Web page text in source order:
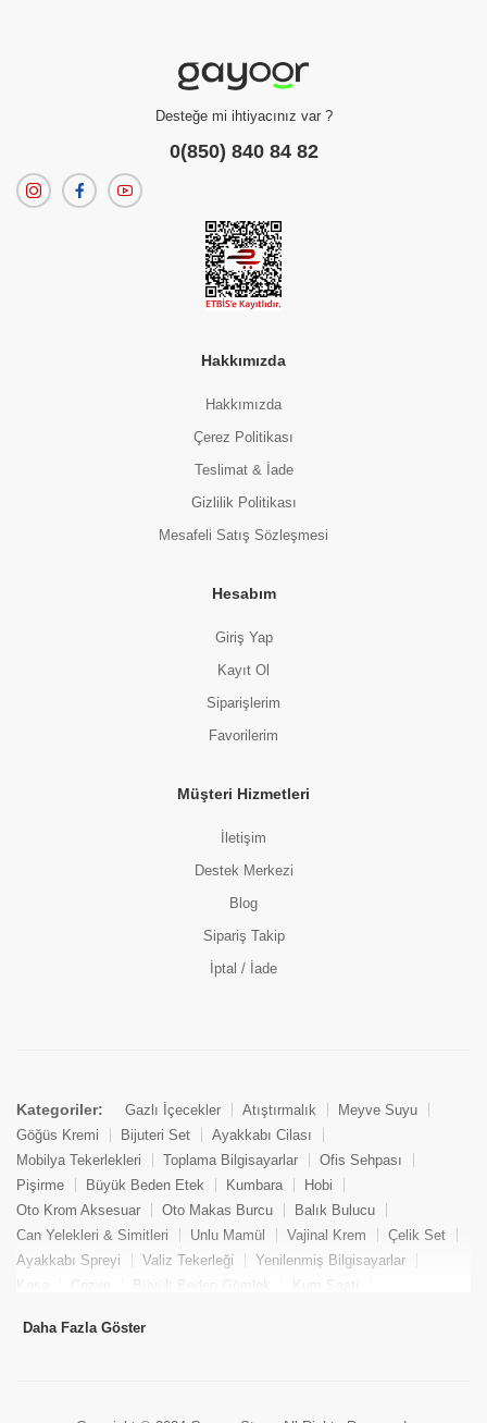
Desteğe mi ihtiyacınız var ?
0(850) 840 84 82
Hakkımızda
Hakkımızda
Çerez Politikası
Teslimat & İade
Gizlilik Politikası
Mesafeli Satış Sözleşmesi
Hesabım
Giriş Yap
Kayıt Ol
Siparişlerim
Favorilerim
Müşteri Hizmetleri
İletişim
Destek Merkezi
Blog
Sipariş Takip
İptal / İade
Kategoriler: Gazlı İçecekler Atıştırmalık
Meyve Suyu
Göğüs Kremi
Bijuteri Set
Ayakkabı Cilası
Mobilya Tekerlekleri
Toplama Bilgisayarlar
Ofis Sehpası
Pişirme
Büyük Beden Etek Kumbara
Hobi
Oto Krom Aksesuar
Oto Makas Burcu
Balık Bulucu
Can Yelekleri & Simitleri
Unlu Mamül Vajinal Krem
Çelik Set
Ayakkabı Spreyi
Valiz Tekerleği
Yenilenmiş Bilgisayarlar
Kasa
Cezve Büyük Beden Gömlek
Kum Saati
Tekne Bağlama & Demirleme
Daha Fazla Göster